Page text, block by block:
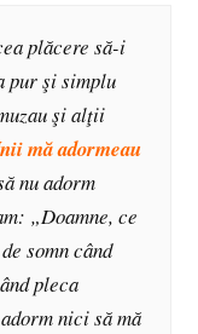
plăcere să-i
pur şi simplu
şi alţii
mă adormeau
nu adorm
„Doamne, ce
somn când
pleca
nici să mă